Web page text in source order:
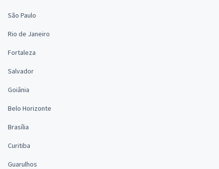
São Paulo
Rio de Janeiro
Fortaleza
Salvador
Goiânia
Belo Horizonte
Brasília
Curitiba
Guarulhos